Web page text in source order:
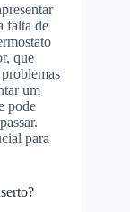
falta de
que
um
pode
para